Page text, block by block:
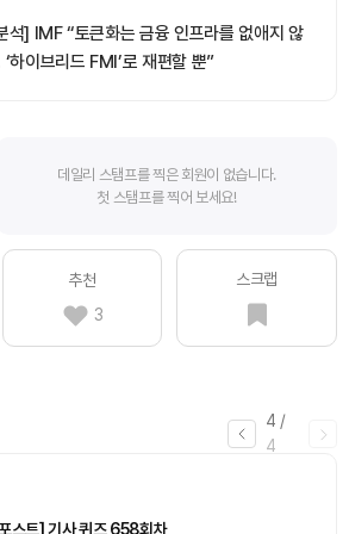
석] IMF “토큰화는 금융 인프라를 없애지 않
하이브리드 FMI’로 재편할 뿐”
데일리 스탬프를 찍은 회원이 없습니다.
첫 스탬프를 찍어 보세요!
추천
3
스크랩
4 /
4
스트] 기사 퀴즈 658회차